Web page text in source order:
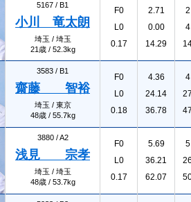
5167 / B1
小川 竜太朗
埼玉 / 埼玉
21歳 / 52.3kg
F0
L0
0.17
2.71
0.00
14.29
3583 / B1
齋藤 智裕
埼玉 / 東京
48歳 / 55.7kg
F0
L0
0.18
4.36
24.14
36.78
3880 /A2
浅見 宗孝
埼玉 / 埼玉
48歳 / 53.7kg
F0
L0
0.17
5.69
36.21
62.07